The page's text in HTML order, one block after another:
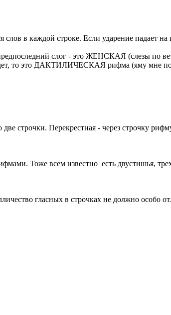
в каждой строке. Если ударение падает
слог - это ЖЕНСКАЯ (слезы по
то это ДАКТИЛИЧЕСКАЯ рифма (яму мне
строчки. Перекрестная - через строчку
Тоже всем известно есть двустишья,
гласных в строчках не должно особо